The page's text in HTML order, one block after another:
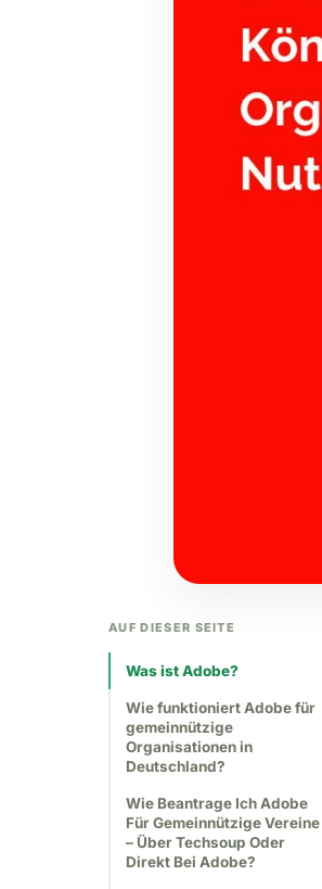
AUF DIESER SEITE
Was ist Adobe?
Wie funktioniert Adobe für
gemeinnützige
Organisationen in
Deutschland?
Wie Beantrage Ich Adobe
Für Gemeinnützige Vereine
– Über Techsoup Oder
Direkt Bei Adobe?